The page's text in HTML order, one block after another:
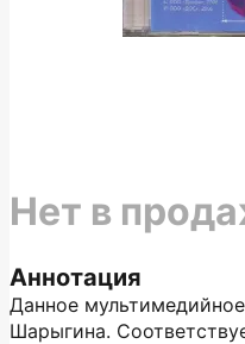
Аннотация
Данное
Шарыгина.
Нет в